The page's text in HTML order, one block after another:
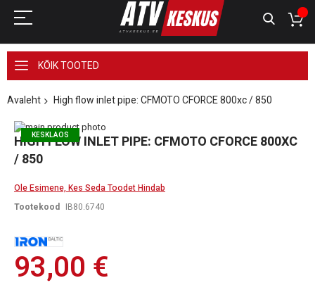
KÕIK TOOTED
Avaleht High flow inlet pipe: CFMOTO CFORCE 800xc / 850
Skip
to
the
end
the
gallery
KESKLAOS
Skip
to
the
of
images
HIGH FLOW INLET PIPE: CFMOTO CFORCE 800XC
/ 850
Ole Esimene, Kes Seda Toodet Hindab
Tootekood IB80.6740
93,00 €